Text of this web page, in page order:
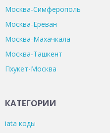
Москва-Симферополь
Москва-Ереван
Москва-Махачкала
Москва-Ташкент
Пхукет-Москва
КАТЕГОРИИ
iata коды